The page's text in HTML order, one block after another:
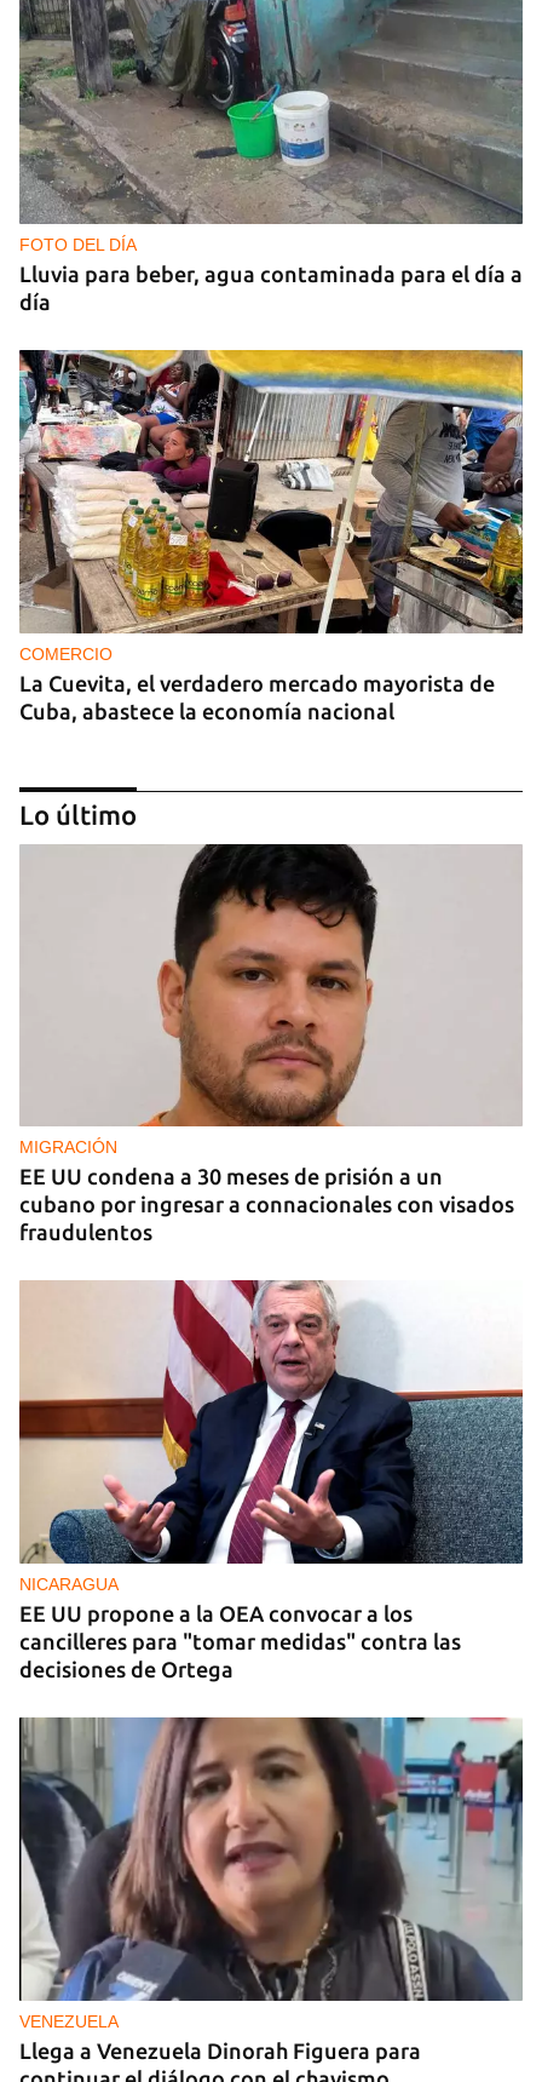
FOTO DEL DÍA
Lluvia para beber, agua contaminada para el día a
día
COMERCIO
La Cuevita, el verdadero mercado mayorista de
Cuba, abastece la economía nacional
EE UU duplica sus ventas de combustible al
sector privado cubano
Lo último
MIGRACIÓN
EE UU condena a 30 meses de prisión a un
cubano por ingresar a connacionales con visados
fraudulentos
NICARAGUA
EE UU propone a la OEA convocar a los
cancilleres para "tomar medidas" contra las
decisiones de Ortega
VENEZUELA
Llega a Venezuela Dinorah Figuera para